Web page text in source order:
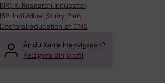
KIRI: KI Research Incubator
ISP: Individual Study Plan
Doctoral education at CNS
Är du Xenia Hartvigsson?
Redigera din profil